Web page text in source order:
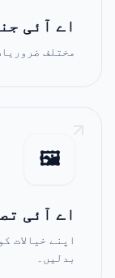
اے آئی
مختلف
🖼️
اے آئی
اپنے خیالات
بدلیں۔